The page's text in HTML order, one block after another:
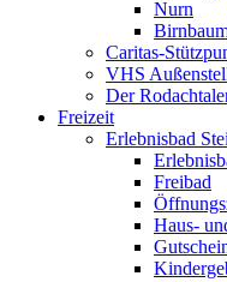
Nurn
Caritas-
VHS
Der
Freizeit
Erlebnisbad
Freibad
Haus-